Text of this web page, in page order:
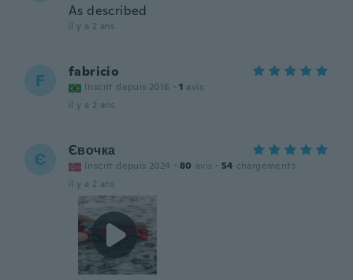
As described
il y a 2 ans
F fabricio
Inscrit depuis 2016 · 1 avis
il y a 2 ans
Є Євочка
Inscrit depuis 2024 · 80 avis · 54 chargements
il y a 2 ans